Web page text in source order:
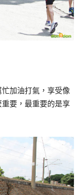
加油打氣，享受像
要，最重要的是享